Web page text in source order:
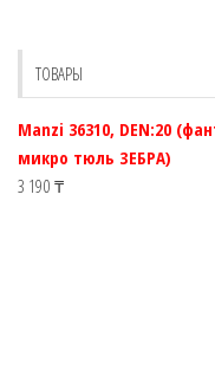
ТОВАРЫ
Manzi 36310, DEN:20
микро тюль ЗЕБРА)
3 190 ₸